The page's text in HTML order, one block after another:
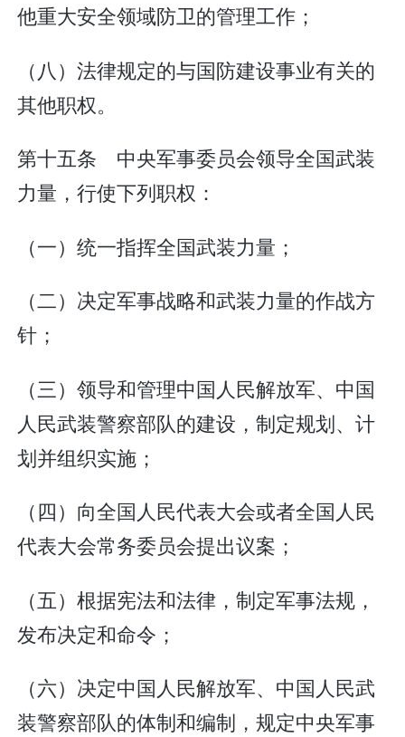
他重大安全领域防卫的管理工作；
（八）法律规定的与国防建设事业有关的
其他职权。
第十五条 中央军事委员会领导全国武装
力量，行使下列职权：
（一）统一指挥全国武装力量；
（二）决定军事战略和武装力量的作战方
针；
（三）领导和管理中国人民解放军、中国
人民武装警察部队的建设，制定规划、计
划并组织实施；
（四）向全国人民代表大会或者全国人民
代表大会常务委员会提出议案；
（五）根据宪法和法律，制定军事法规，
发布决定和命令；
（六）决定中国人民解放军、中国人民武
装警察部队的体制和编制，规定中央军事